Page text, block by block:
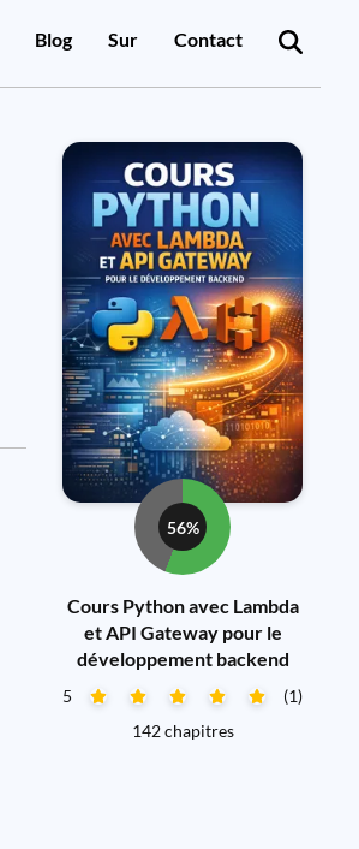
Blog Sur Contact
56%
Cours Python avec Lambda
et API Gateway pour le
développement backend
5
(1)
142 chapitres